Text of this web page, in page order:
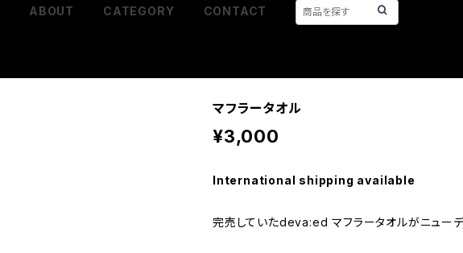
ABOUT CATEGORY CONTACT
マフラータオル
¥3,000
International shipping available
完売していたdeva:ed マフラータオルがニューデ